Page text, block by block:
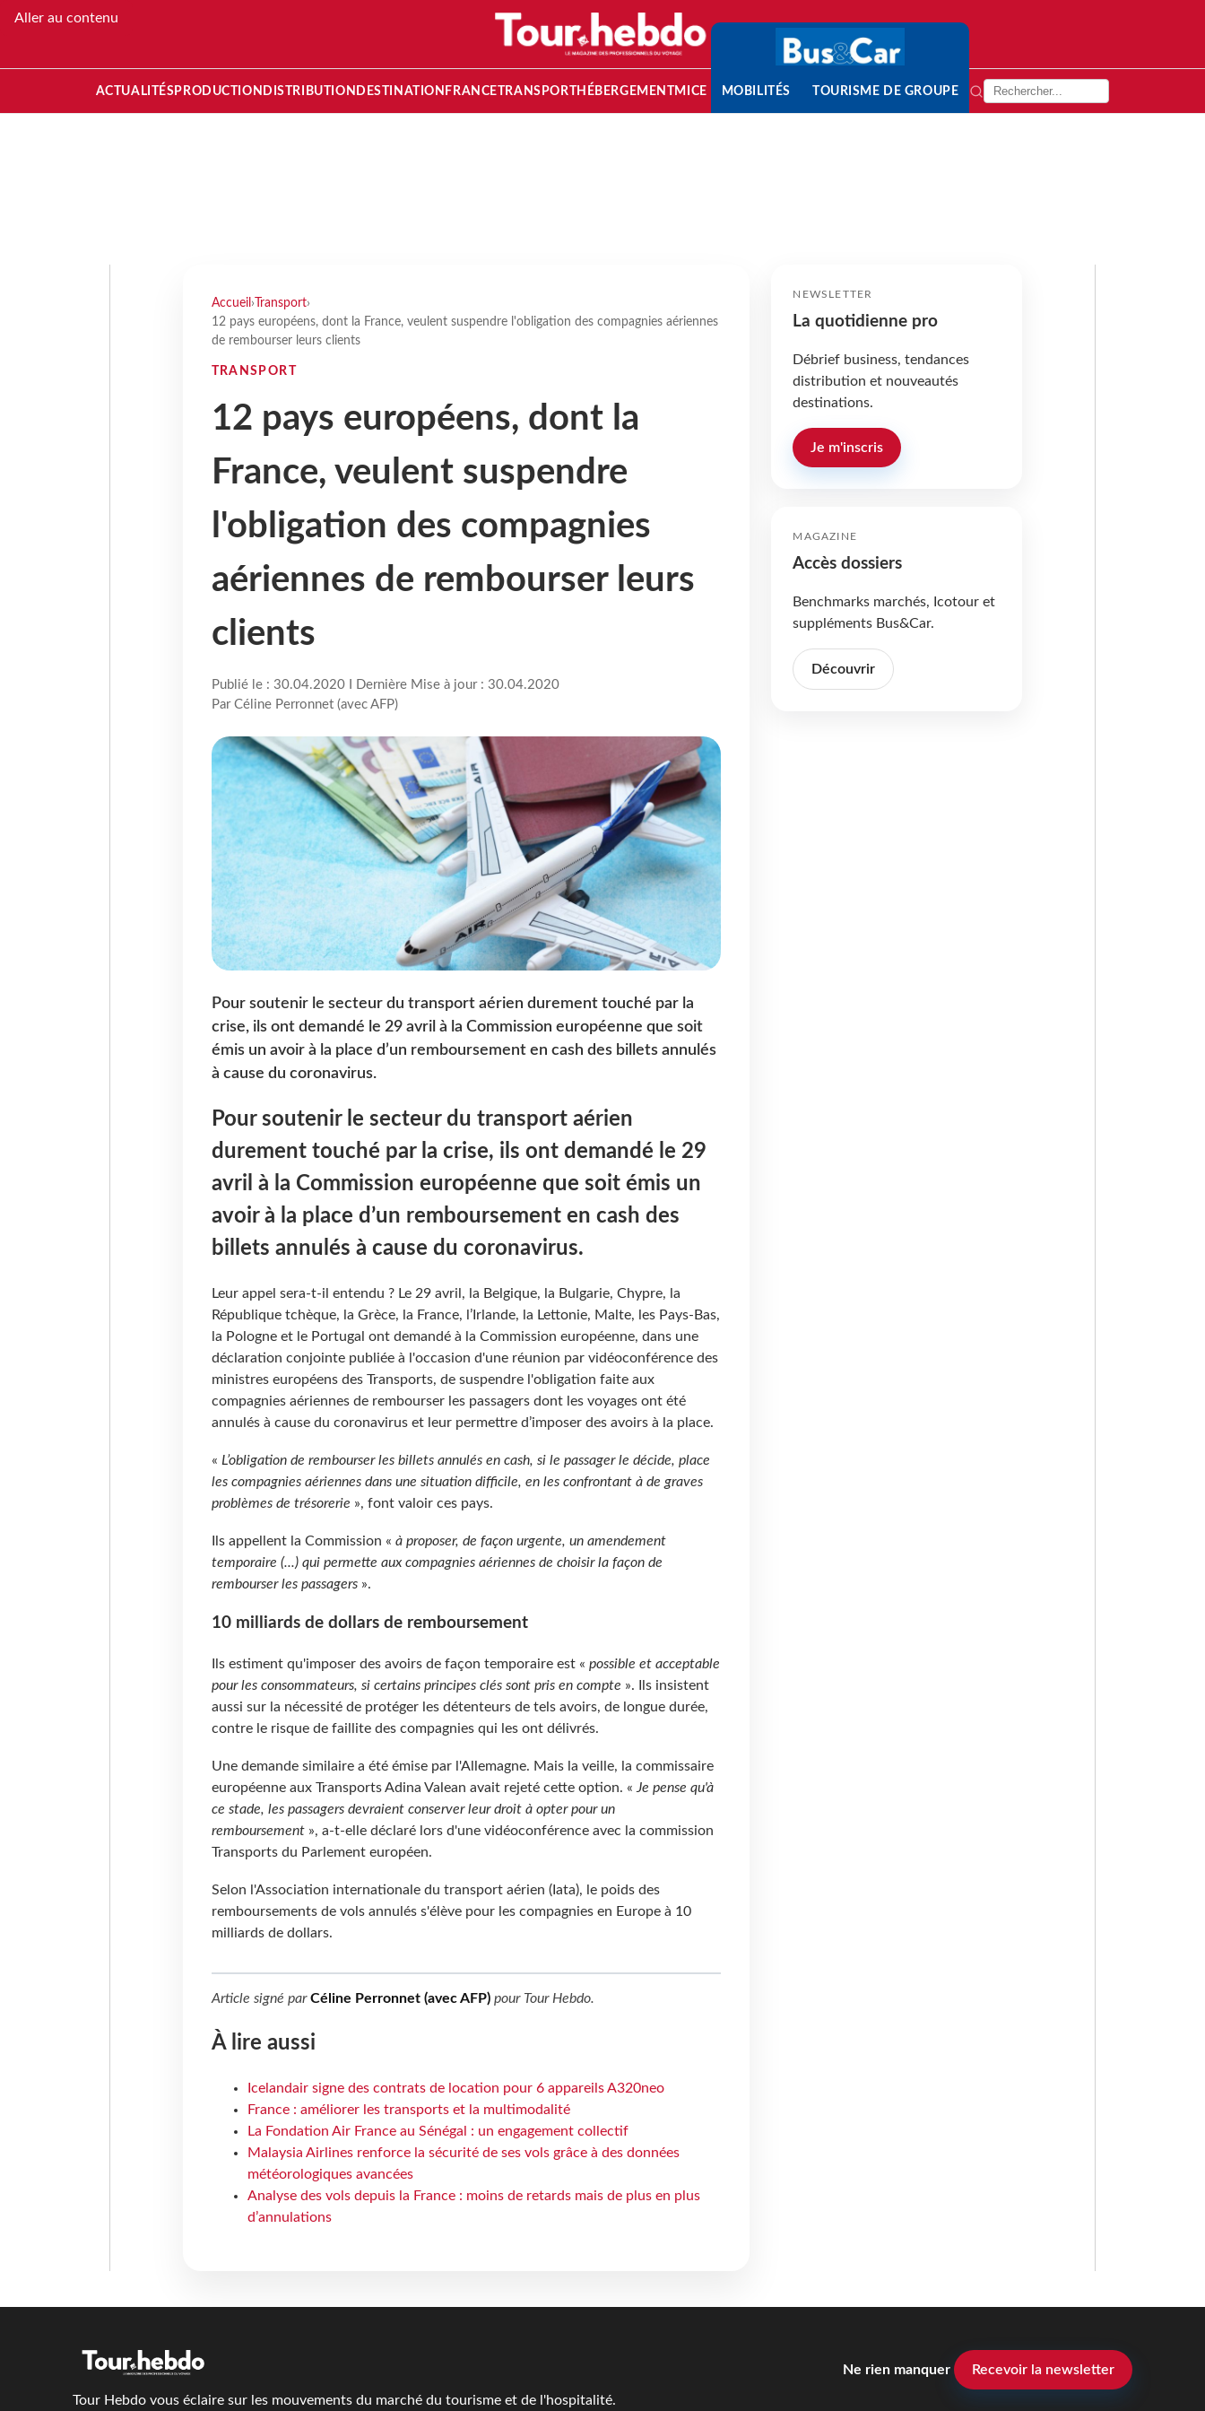
Aller au contenu
ACTUALITÉS PRODUCTION DISTRIBUTION DESTINATION FRANCETRANSPORT HÉBERGEMENTMICE MOBILITÉS TOURISME DE GROUPE
Accueil › Transport›
12 pays européens, dont la France, veulent suspendre l'obligation des compagnies aériennes
de rembourser leurs clients
TRANSPORT
12 pays européens, dont la
France, veulent suspendre
l'obligation des compagnies
aériennes de rembourser leurs
clients
Publié le : 30.04.2020 I Dernière Mise à jour : 30.04.2020
Par Céline Perronnet (avec AFP)
Pour soutenir le secteur du transport aérien durement touché par la
crise, ils ont demandé le 29 avril à la Commission européenne que soit
émis un avoir à la place d’un remboursement en cash des billets annulés
à cause du coronavirus.
Pour soutenir le secteur du transport aérien
durement touché par la crise, ils ont demandé le 29
avril à la Commission européenne que soit émis un
avoir à la place d’un remboursement en cash des
billets annulés à cause du coronavirus.
Leur appel sera-t-il entendu ? Le 29 avril, la Belgique, la Bulgarie, Chypre, la
République tchèque, la Grèce, la France, l’Irlande, la Lettonie, Malte, les Pays-Bas,
la Pologne et le Portugal ont demandé à la Commission européenne, dans une
déclaration conjointe publiée à l'occasion d'une réunion par vidéoconférence des
ministres européens des Transports, de suspendre l'obligation faite aux
compagnies aériennes de rembourser les passagers dont les voyages ont été
annulés à cause du coronavirus et leur permettre d’imposer des avoirs à la place.
« L’obligation de rembourser les billets annulés en cash, si le passager le décide, place
les compagnies aériennes dans une situation difficile, en les confrontant à de graves
problèmes de trésorerie », font valoir ces pays.
Ils appellent la Commission « à proposer, de façon urgente, un amendement
temporaire (...) qui permette aux compagnies aériennes de choisir la façon de
rembourser les passagers ».
10 milliards de dollars de remboursement
Ils estiment qu'imposer des avoirs de façon temporaire est « possible et acceptable
pour les consommateurs, si certains principes clés sont pris en compte ». Ils insistent
aussi sur la nécessité de protéger les détenteurs de tels avoirs, de longue durée,
contre le risque de faillite des compagnies qui les ont délivrés.
Une demande similaire a été émise par l'Allemagne. Mais la veille, la commissaire
européenne aux Transports Adina Valean avait rejeté cette option. « Je pense qu'à
ce stade, les passagers devraient conserver leur droit à opter pour un
remboursement », a-t-elle déclaré lors d'une vidéoconférence avec la commission
Transports du Parlement européen.
Selon l'Association internationale du transport aérien (Iata), le poids des
remboursements de vols annulés s'élève pour les compagnies en Europe à 10
milliards de dollars.
Article signé parCéline Perronnet (avec AFP)pour Tour Hebdo.
À lire aussi
Icelandair signe des contrats de location pour 6 appareils A320neo
France : améliorer les transports et la multimodalité
La Fondation Air France au Sénégal : un engagement collectif
Malaysia Airlines renforce la sécurité de ses vols grâce à des données
météorologiques avancées
Analyse des vols depuis la France : moins de retards mais de plus en plus
d’annulations
NEWSLETTER
La quotidienne pro
Débrief business, tendances
distribution et nouveautés
destinations.
Je m'inscris
MAGAZINE
Accès dossiers
Benchmarks marchés, Icotour et
suppléments Bus&Car.
Découvrir
Tour Hebdo vous éclaire sur les mouvements du marché du tourisme et de l'hospitalité.
Ne rien manquer Recevoir la newsletter